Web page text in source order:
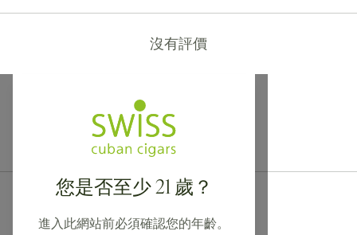
沒有評價
您是否至少 21 歲？
進入此網站前必須確認您的年齡。
提供寄往加拿大、英國及澳洲的國際運送服務！